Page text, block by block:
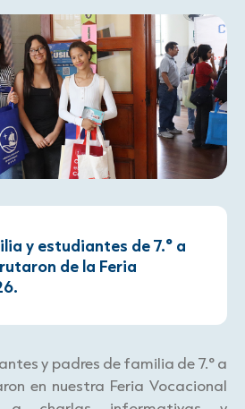
y estudiantes de 7.° a
de la Feria
y padres de familia de 7.° a
en nuestra Feria Vocacional